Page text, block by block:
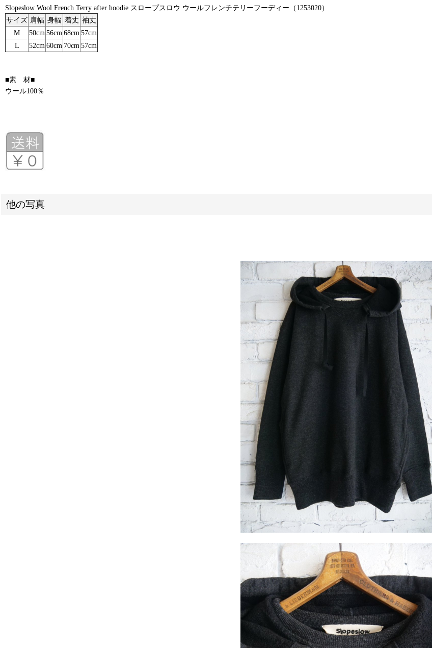
Slopeslow Wool French Terry after hoodie スロープスロウ ウールフレンチテリーフーディー（1253020）
サイズ 肩幅 身幅 着丈 袖丈
M
50cm 56cm 68cm 57cm
L
52cm 60cm 70cm 57cm
■素 材■
ウール100％
他の写真